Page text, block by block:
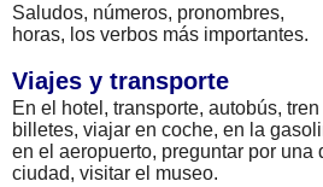
Saludos, números, pronombres,
horas, los verbos más importantes.
Viajes y transporte
En el hotel, transporte, autobús,
billetes, viajar en coche, en la
en el aeropuerto, preguntar por una
ciudad, visitar el museo.